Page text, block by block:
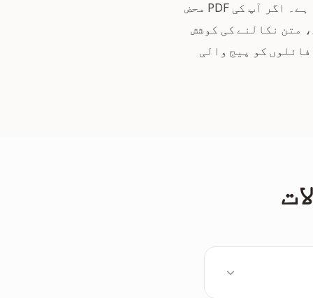
متن نکالنے کا انحصار مکمل طور پر دستاویز کی پڑھنے کے قابل متن کی تہوں پر ہوتا ہے۔ اگر آپ کی PDF محض
متن نکالنے کی کوشش
کو پیج والی